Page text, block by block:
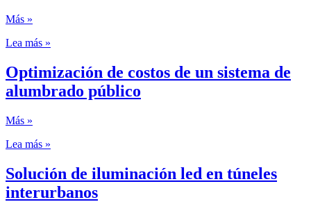
Más »
Lea más »
Optimización de costos de un sistema de
alumbrado público
Más »
Lea más »
Solución de iluminación led en túneles
interurbanos